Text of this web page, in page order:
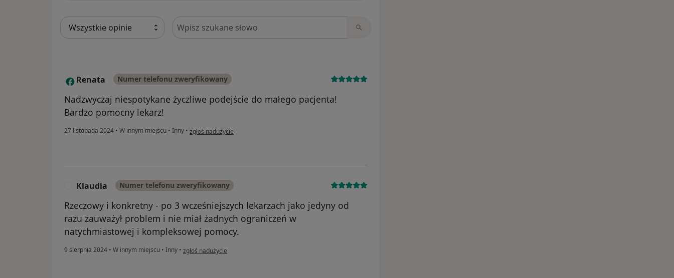
Szukaj w opiniach
R Renata Numer telefonu zweryfikowany
Nadzwyczaj niespotykane życzliwe podejście do małego pacjenta!
Bardzo pomocny lekarz!
27 listopada 2024 • W innym miejscu • Inny • w opinii użytkownika Renata
zgłoś nadużycie
Klaudia Numer telefonu zweryfikowany
Rzeczowy i konkretny - po 3 wcześniejszych lekarzach jako jedyny od
razu zauważył problem i nie miał żadnych ograniczeń w
natychmiastowej i kompleksowej pomocy.
9 sierpnia 2024 • W innym miejscu • Inny • w opinii użytkownika Klaudia
zgłoś nadużycie